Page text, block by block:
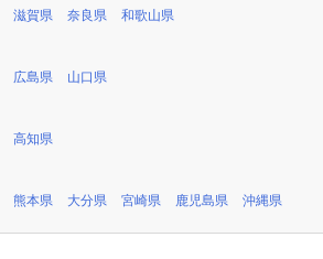
滋賀県 奈良県 和歌山県
広島県 山口県
高知県
熊本県 大分県 宮崎県 鹿児島県 沖縄県